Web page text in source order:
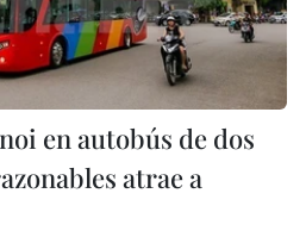
en autobús de dos
atrae a